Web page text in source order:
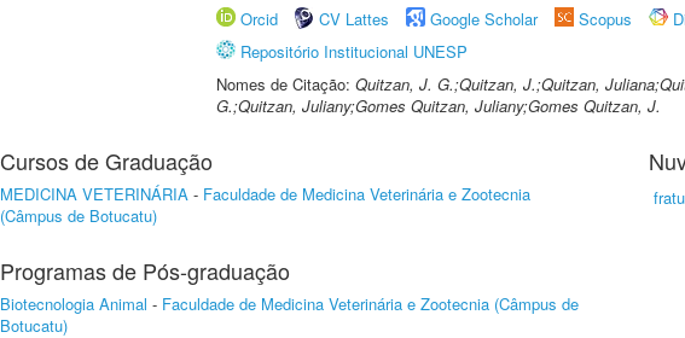
Orcid
CV Lattes Google Scholar Scopus
Repositório Institucional UNESP
Nomes de Citação: Quitzan, J. G.;Quitzan, J.;Quitzan,
G.;Quitzan, Juliany;Gomes Quitzan, Juliany;Gomes Quitzan, J.
Cursos de Graduação
MEDICINA VETERINÁRIA - Faculdade de Medicina Veterinária e Zootecnia
(Câmpus de Botucatu)
Programas de Pós-graduação
Biotecnologia Animal - Faculdade de Medicina Veterinária e Zootecnia (Câmpus de
Botucatu)